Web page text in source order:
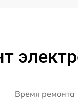
Время ремонта